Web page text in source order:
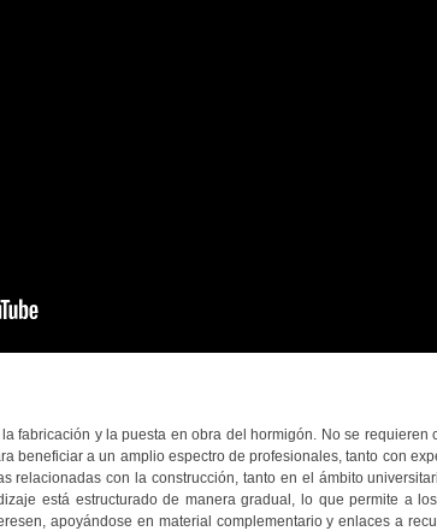
fabricación y la puesta en obra del hormigón. No se requieren
beneficiar a un amplio espectro de profesionales, tanto con
relacionadas con la construcción, tanto en el ámbito
está estructurado de manera gradual, lo que permite a
apoyándose en material complementario y enlaces a